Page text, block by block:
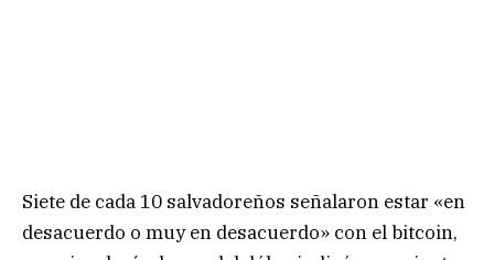
Siete de cada 10 salvadoreños señalaron estar «en
desacuerdo o muy en desacuerdo» con el bitcoin,